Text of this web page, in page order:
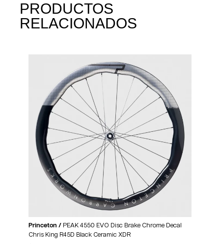
PRODUCTOS
RELACIONADOS
Princeton / PEAK 4550 EVO Disc Brake Chrome Decal
Chris King R45D Black Ceramic XDR